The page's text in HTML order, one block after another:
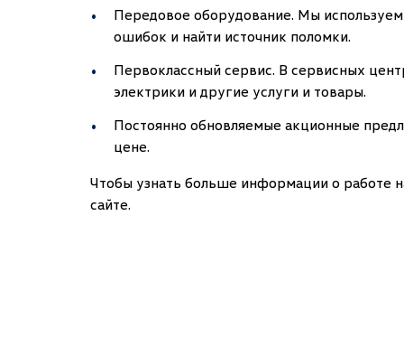
Передовое оборудование. Мы
ошибок и найти источник поломки.
Первоклассный сервис. В сервисных
электрики и другие услуги и товары.
Постоянно обновляемые акционные
цене.
Чтобы узнать больше информации о работе
сайте.